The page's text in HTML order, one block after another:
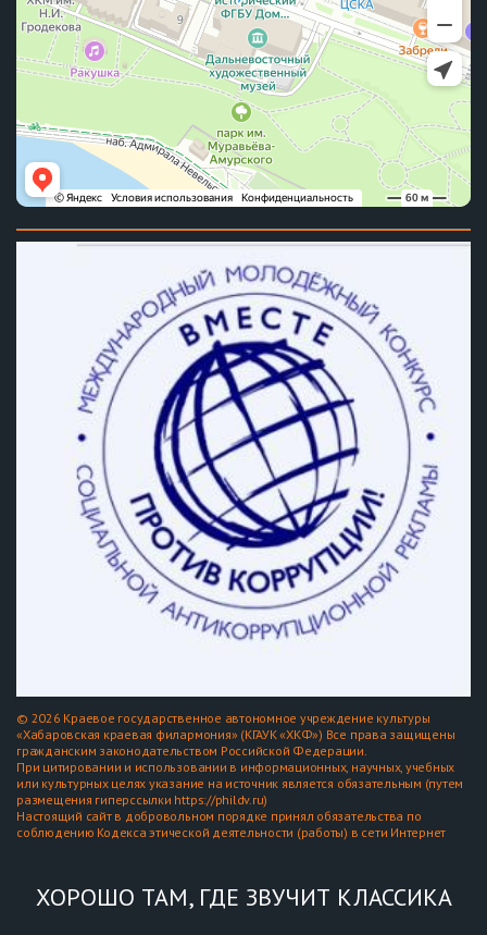
© 2026 Краевое государственное автономное учреждение культуры
«Хабаровская краевая филармония» (КГАУК «ХКФ») Все права защищены
гражданским законодательством Российской Федерации.
При цитировании и использовании в информационных, научных, учебных
или культурных целях указание на источник является обязательным (путем
размещения гиперссылки https://phildv.ru)
Настоящий сайт в добровольном порядке принял обязательства по
соблюдению Кодекса этической деятельности (работы) в сети Интернет
ХОРОШО ТАМ, ГДЕ ЗВУЧИТ КЛАССИКА